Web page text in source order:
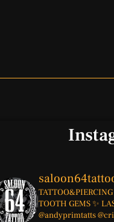
TATTOO&PIERCING
TOOTH GEMS ✨
@andyprimtatts